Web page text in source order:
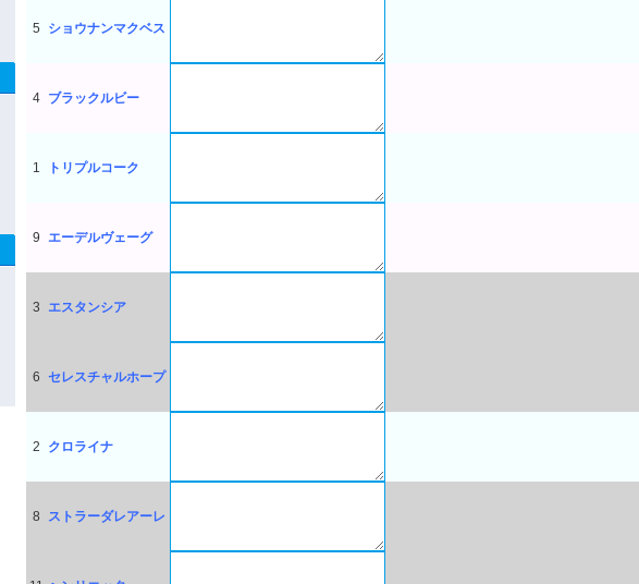
5 ショウナンマクベス
4 ブラックルビー
1 トリプルコーク
9 エーデルヴェーグ
3 エスタンシア
6 セレスチャルホープ
2 クロライナ
8 ストラーダレアーレ